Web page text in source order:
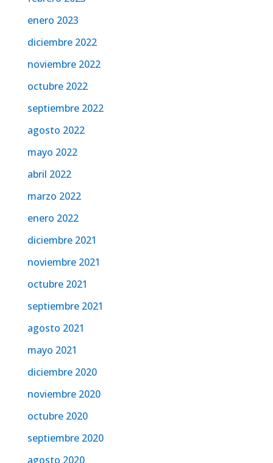
enero 2023
diciembre 2022
noviembre 2022
octubre 2022
septiembre 2022
agosto 2022
mayo 2022
abril 2022
marzo 2022
enero 2022
diciembre 2021
noviembre 2021
octubre 2021
septiembre 2021
agosto 2021
mayo 2021
diciembre 2020
noviembre 2020
octubre 2020
septiembre 2020
agosto 2020